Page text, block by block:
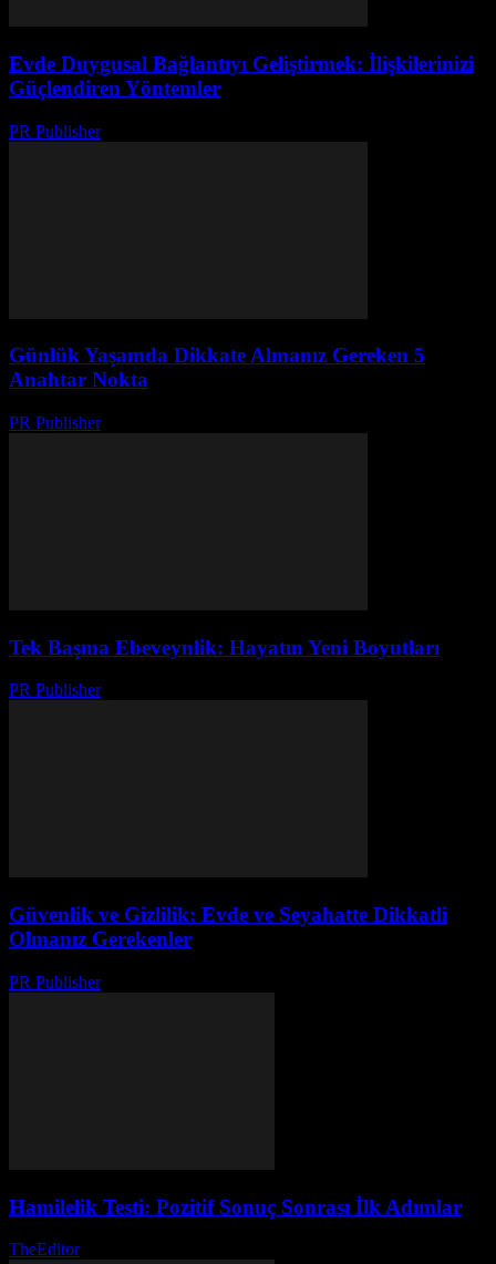
Evde Duygusal Bağlantıyı Geliştirmek: İlişkilerinizi
Güçlendiren Yöntemler
PR Publisher-
Günlük Yaşamda Dikkate Almanız Gereken 5
Anahtar Nokta
PR Publisher-
Tek Başına Ebeveynlik: Hayatın Yeni Boyutları
PR Publisher-
Güvenlik ve Gizlilik: Evde ve Seyahatte Dikkatli
Olmanız Gerekenler
PR Publisher-
Hamilelik Testi: Pozitif Sonuç Sonrası İlk Adımlar
TheEditor-